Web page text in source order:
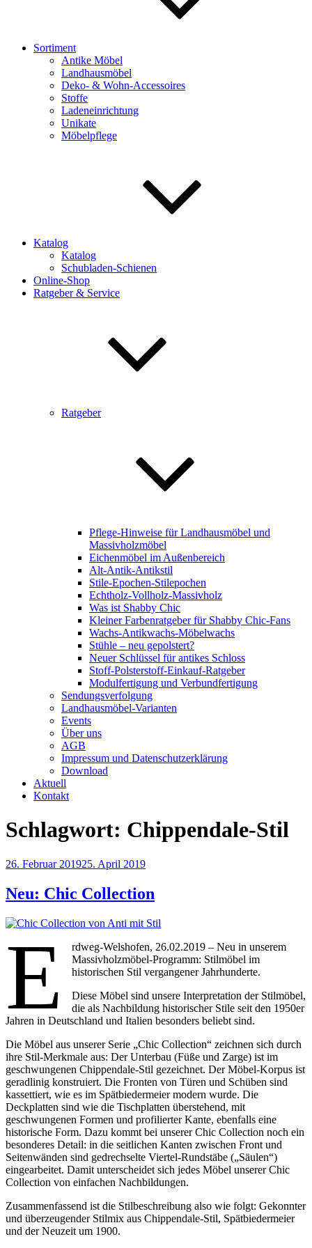
Sortiment
Antike Möbel
Landhausmöbel
Deko- & Wohn-Accessoires
Stoffe
Ladeneinrichtung
Unikate
Möbelpflege
Katalog
Katalog
Schubladen-Schienen
Online-Shop
Ratgeber & Service
Ratgeber
Pflege-Hinweise für Landhausmöbel und
Massivholzmöbel
Eichenmöbel im Außenbereich
Alt-Antik-Antikstil
Stile-Epochen-Stilepochen
Echtholz-Vollholz-Massivholz
Was ist Shabby Chic
Kleiner Farbenratgeber für Shabby Chic-Fans
Wachs-Antikwachs-Möbelwachs
Stühle – neu gepolstert?
Neuer Schlüssel für antikes Schloss
Stoff-Polsterstoff-Einkauf-Ratgeber
Modulfertigung und Verbundfertigung
Sendungsverfolgung
Landhausmöbel-Varianten
Events
Über uns
AGB
Impressum und Datenschutzerklärung
Download
Aktuell
Kontakt
Schlagwort: Chippendale-Stil
Veröffentlicht
26. Februar 201925. April 2019
Neu: Chic Collection
E
rdweg-Welshofen, 26.02.2019 – Neu in unserem
Massivholzmöbel-Programm: Stilmöbel im
historischen Stil vergangener Jahrhunderte.
Diese Möbel sind unsere Interpretation der Stilmöbel,
die als Nachbildung historischer Stile seit den 1950er
Jahren in Deutschland und Italien besonders beliebt sind.
Die Möbel aus unserer Serie „Chic Collection“ zeichnen sich durch
ihre Stil-Merkmale aus: Der Unterbau (Füße und Zarge) ist im
geschwungenen Chippendale-Stil gezeichnet. Der Möbel-Korpus ist
geradlinig konstruiert. Die Fronten von Türen und Schüben sind
kassettiert, wie es im Spätbiedermeier modern wurde. Die
Deckplatten sind wie die Tischplatten überstehend, mit
geschwungenen Formen und profilierter Kante, ebenfalls eine
historische Form. Dazu kommt bei unserer Chic Collection noch ein
besonderes Detail: in die seitlichen Kanten zwischen Front und
Seitenwänden sind gedrechselte Viertel-Rundstäbe („Säulen“)
eingearbeitet. Damit unterscheidet sich jedes Möbel unserer Chic
Collection von einfachen Nachbildungen.
Zusammenfassend ist die Stilbeschreibung also wie folgt: Gekonnter
und überzeugender Stilmix aus Chippendale-Stil, Spätbiedermeier
und der Neuzeit um 1900.